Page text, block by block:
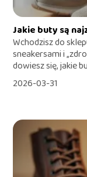
Jakie buty są
Wchodzisz do
sneakersami i
dowiesz się, jakie
2026-03-31